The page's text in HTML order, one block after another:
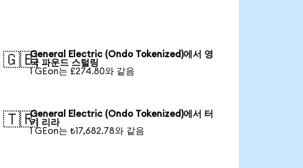
🇬🇧General Electric (Ondo Tokenized)에서 영
국 파운드 스털링
1 GEon는 £274.80와 같음
🇹🇷General Electric (Ondo Tokenized)에서 터
키 리라
1 GEon는 ₺17,682.78와 같음